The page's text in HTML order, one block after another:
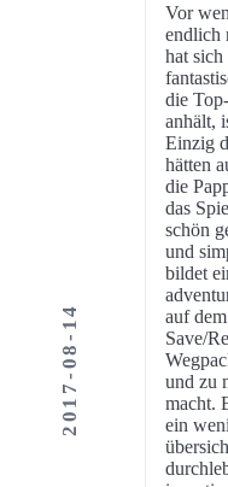
2017-08-14
Vor
endlich
hat
die
anhält,
Einzig
hätten
die
das
schön
und
bildet
auf
Save/
und zu
macht.
ein